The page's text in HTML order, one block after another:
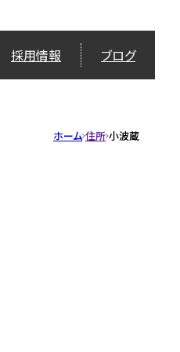
採用情報 ブログ
ホーム 住所 小波蔵